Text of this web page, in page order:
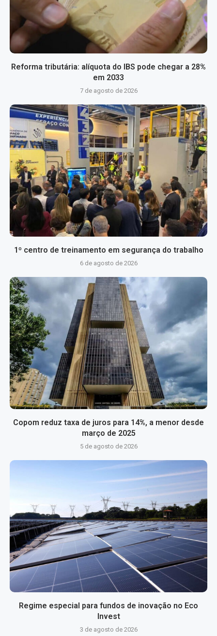
Reforma tributária: alíquota do IBS pode chegar a 28%
em 2033
7 de agosto de 2026
1º centro de treinamento em segurança do trabalho
6 de agosto de 2026
Copom reduz taxa de juros para 14%, a menor desde
março de 2025
5 de agosto de 2026
Regime especial para fundos de inovação no Eco
Invest
3 de agosto de 2026